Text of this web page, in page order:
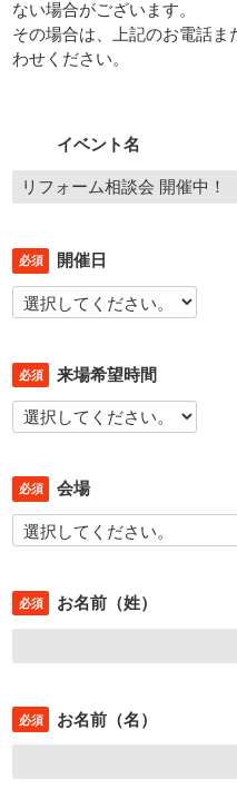
ない場合がございます。
その場合は、上記のお電話
わせください。
イベント名
必須 開催日
必須 来場希望時間
必須 会場
必須 お名前（姓）
必須 お名前（名）